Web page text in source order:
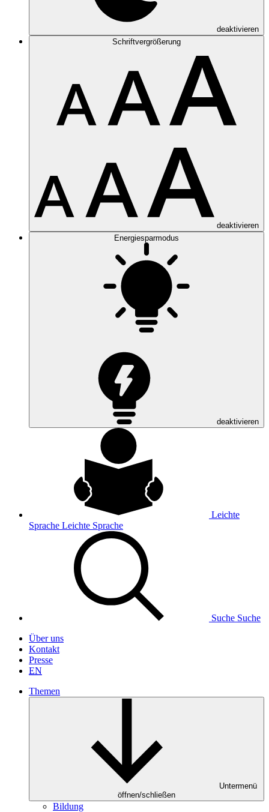
deaktivieren
Schriftvergrößerung
deaktivieren
Energiesparmodus
deaktivieren
Leichte
Sprache Leichte Sprache
Suche Suche
Über uns
Kontakt
Presse
EN
Themen
Untermenü
öffnen/schließen
Bildung